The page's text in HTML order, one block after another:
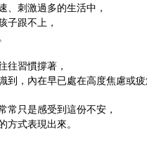
、刺激過多的生活中，
子跟不上，
往習慣撐著，
到，內在早已處在高度焦慮或疲
常只是感受到這份不安，
方式表現出來。